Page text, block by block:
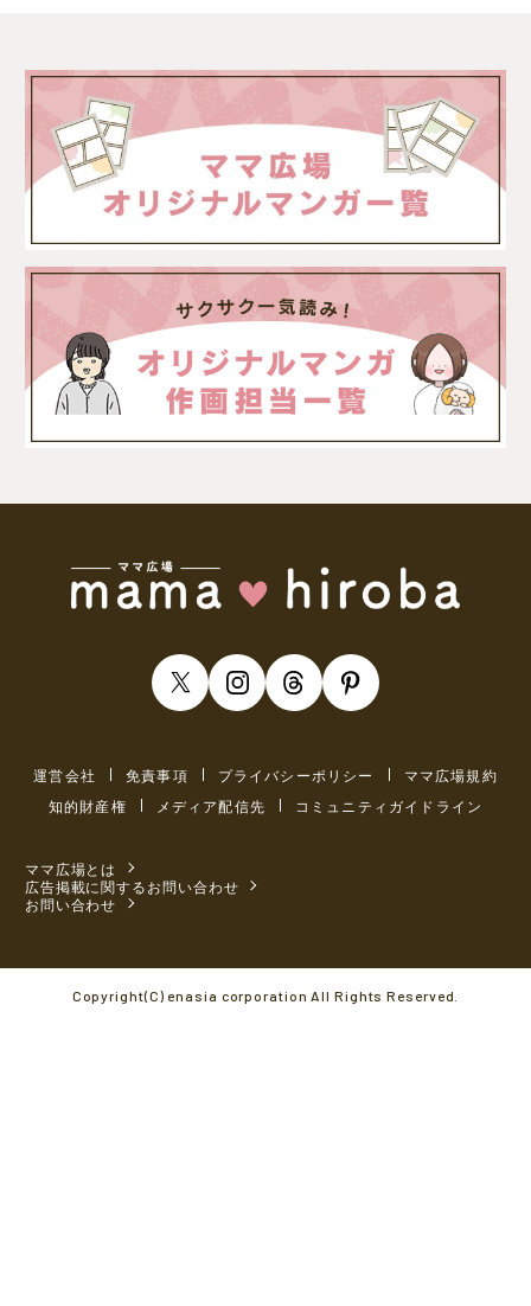
運営会社 免責事項 プライバシーポリシー
ママ広場規約
知的財産権
メディア配信先 コミュニティガイドライン
ママ広場とは
広告掲載に関するお問い合わせ
お問い合わせ
Copyright(C) enasia corporation All Rights Reserved.